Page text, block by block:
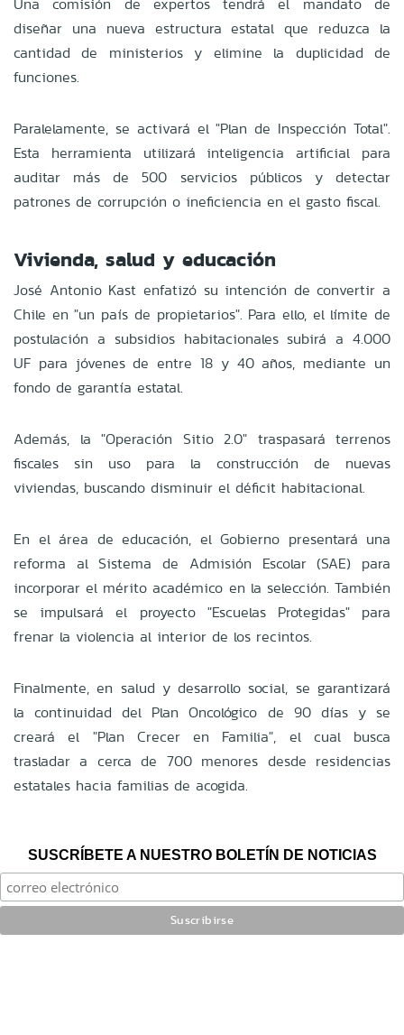
diseñar una nueva estructura estatal que reduzca la
cantidad de ministerios y elimine la duplicidad de
funciones.
Paralelamente, se activará el "Plan de Inspección Total".
Esta herramienta utilizará inteligencia artificial para
auditar más de 500 servicios públicos y detectar
patrones de corrupción o ineficiencia en el gasto fiscal.
Vivienda, salud y educación
José Antonio Kast enfatizó su intención de convertir a
Chile en "un país de propietarios". Para ello, el límite de
postulación a subsidios habitacionales subirá a 4.000
UF para jóvenes de entre 18 y 40 años, mediante un
fondo de garantía estatal.
Además, la "Operación Sitio 2.0" traspasará terrenos
fiscales sin uso para la construcción de nuevas
viviendas, buscando disminuir el déficit habitacional.
En el área de educación, el Gobierno presentará una
reforma al Sistema de Admisión Escolar (SAE) para
incorporar el mérito académico en la selección. También
se impulsará el proyecto "Escuelas Protegidas" para
frenar la violencia al interior de los recintos.
Finalmente, en salud y desarrollo social, se garantizará
la continuidad del Plan Oncológico de 90 días y se
creará el "Plan Crecer en Familia", el cual busca
trasladar a cerca de 700 menores desde residencias
estatales hacia familias de acogida.
SUSCRÍBETE A NUESTRO BOLETÍN DE NOTICIAS